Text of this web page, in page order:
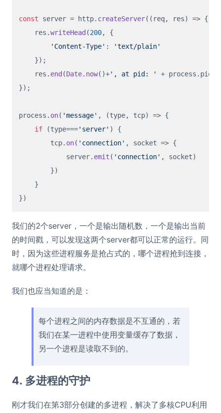
const server = http. createServer( ( req, res) => {
    res.
writeHead (200, {
'Content-Type' :
'text/plain'
    });
    res.
end (Date. now()+', at pid: ' + process. pid
});
process. on( 'message' , (type, tcp) => {
if (type==='server' ) {
        tcp.
on( 'connection' , socket => {
            server.
emit ( 'connection' , socket)
        })
    }
我们的2个server，一个是输出随机数，一个是输出当前
的时间戳，可以发现这两个server都可以正常的运行。同
时，因为这些进程服务是抢占式的，哪个进程抢到连接，
就哪个进程处理请求。
我们也应当知道的是：
每个进程之间的内存数据是不互通的，若
我们在某一进程中使用变量缓存了数据，
另一个进程是读取不到的。
4. 多进程的守护
刚才我们在第3部分创建的多进程，解决了多核CPU利用